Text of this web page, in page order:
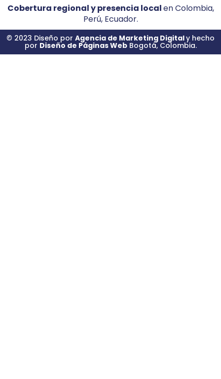
Cobertura regional y presencia localen Colombia,
Perú, Ecuador.
© 2023 Diseño por Agencia de Marketing Digitaly hecho
por Diseño de Páginas WebBogotá, Colombia.